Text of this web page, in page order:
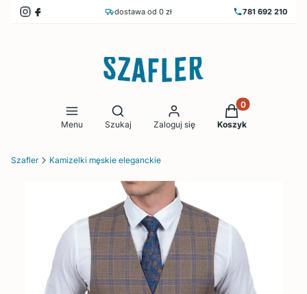
dostawa od 0 zł 781 692 210
Menu
Otwórz wyszukiwarkę
Szukaj Zaloguj się
Produkty w
Koszyk
Szafler Kamizelki męskie eleganckie